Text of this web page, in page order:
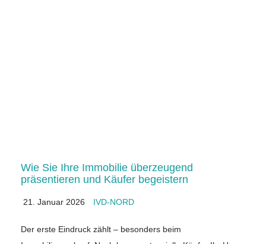
Wie Sie Ihre Immobilie überzeugend
präsentieren und Käufer begeistern
21. Januar 2026 IVD-NORD
Der erste Eindruck zählt – besonders beim